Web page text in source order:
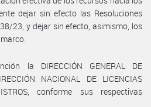
dejar sin efecto las Resoluciones
23, y dejar sin efecto, asimismo, los
la DIRECCIÓN GENERAL DE
NACIONAL DE LICENCIAS
conforme sus respectivas